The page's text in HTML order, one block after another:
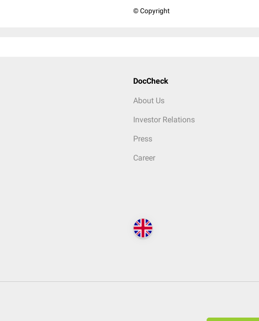
© Copyright
DocCheck
About Us
Investor Relations
Press
Career